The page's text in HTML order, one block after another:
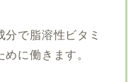
で脂溶性ビタミ
に働きます。